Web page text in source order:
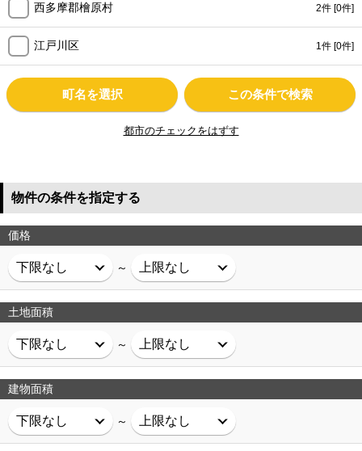
西多摩郡檜原村 2件 [0件]
江戸川区 1件 [0件]
町名を選択 この条件で検索
都市のチェックをはずす
物件の条件を指定する
価格
～
土地面積
～
建物面積
～